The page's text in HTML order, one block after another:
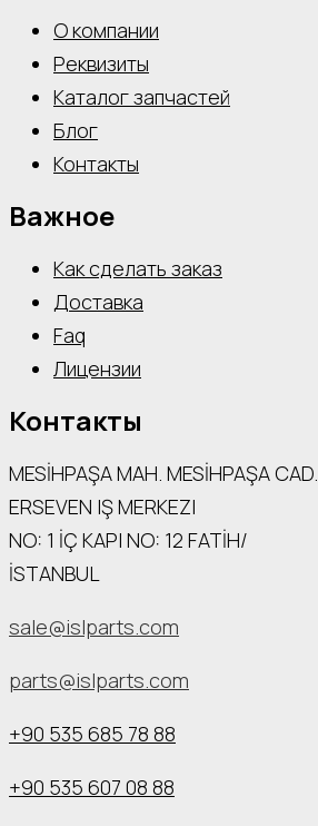
О компании
Реквизиты
Каталог запчастей
Блог
Контакты
Важное
Как сделать заказ
Доставка
Faq
Лицензии
Контакты
MESİHPAŞA МАН. MESİHPAŞA CAD.
ERSEVEN IŞ MERKEZI
NO: 1 İÇ КАРI NO: 12 FATİH/
İSTANBUL
sale@islparts.com
parts@islparts.com
+90 535 685 78 88
+90 535 607 08 88